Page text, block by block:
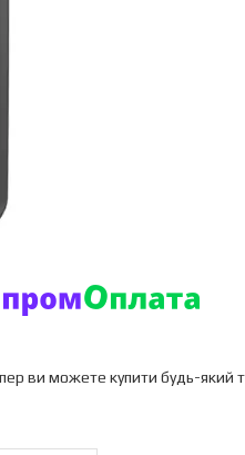
ви можете купити будь-який